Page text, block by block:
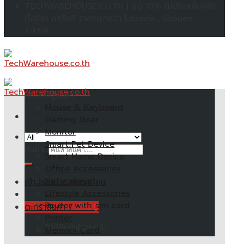
ตะกร้าสินค้า /0.00฿
ไม่มีสินค้าในตะกร้า
หมวดหมู่สินค้า
Monitor
Smart Pet Device
Smart Home Device
Router with sim card
Memory Card